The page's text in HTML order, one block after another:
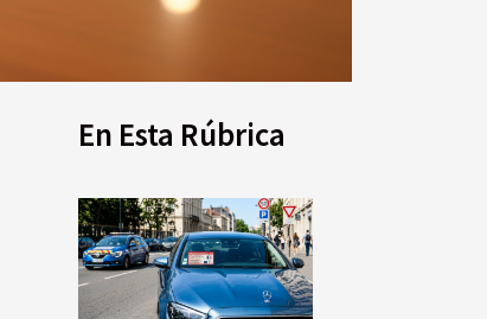
En Esta Rúbrica